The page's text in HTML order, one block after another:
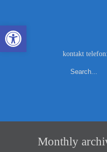
Open toolbar
kontakt
Monthly